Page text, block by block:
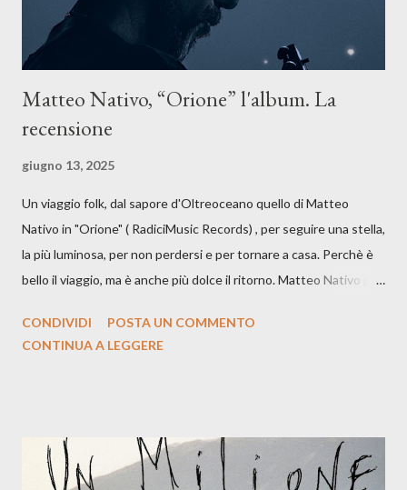
Matteo Nativo, “Orione” l'album. La
recensione
giugno 13, 2025
Un viaggio folk, dal sapore d'Oltreoceano quello di Matteo
Nativo in "Orione" ( RadiciMusic Records) , per seguire una stella,
la più luminosa, per non perdersi e per tornare a casa. Perchè è
bello il viaggio, ma è anche più dolce il ritorno. Matteo Nativo per
indubbiamente matura e consapevole oltre che con ottimi
Dicevamo. Ed è da qui che il nostro inizia questo concept
musicale, con " Che ora è" , raccontando la separazione dalla
CONDIVIDI
POSTA UN COMMENTO
CONTINUA A LEGGERE